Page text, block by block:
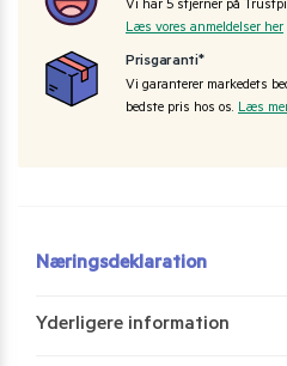
Vi har 5 stjerner på
Læs vores anmeldelser her
Prisgaranti*
Vi garanterer markedets
bedste pris hos os. Læs
Næringsdeklaration
Yderligere information